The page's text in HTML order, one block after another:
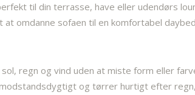
til din terrasse, have eller udendørs
omdanne sofaen til en komfortabel
regn og vind uden at miste form eller
og tørrer hurtigt efter